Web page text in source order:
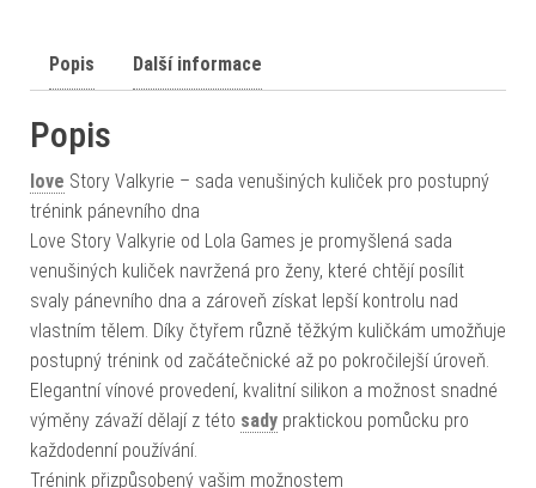
Popis Další informace
Popis
love Story Valkyrie – sada venušiných kuliček pro postupný
trénink pánevního dna
Love Story Valkyrie od Lola Games je promyšlená sada
venušiných kuliček navržená pro ženy, které chtějí posílit
svaly pánevního dna a zároveň získat lepší kontrolu nad
vlastním tělem. Díky čtyřem různě těžkým kuličkám umožňuje
postupný trénink od začátečnické až po pokročilejší úroveň.
Elegantní vínové provedení, kvalitní silikon a možnost snadné
výměny závaží dělají z této sady praktickou pomůcku pro
každodenní používání.
Trénink přizpůsobený vašim možnostem